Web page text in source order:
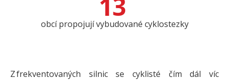
obcí propojují vybudované cyklostezky
Z frekventovaných silnic se cyklisté čím dál víc